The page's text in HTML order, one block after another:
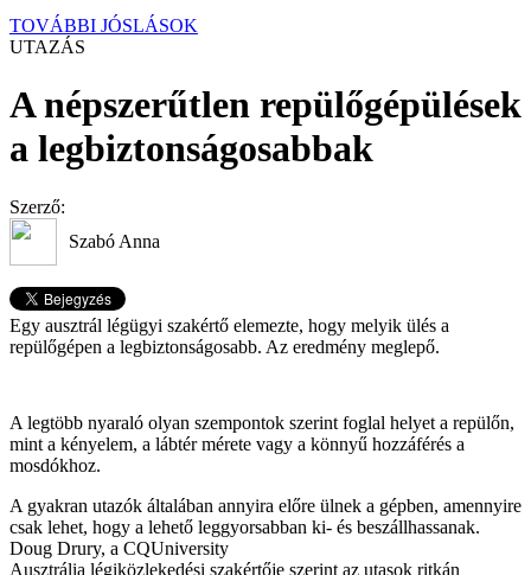
TOVÁBBI JÓSLÁSOK
UTAZÁS
A népszerűtlen repülőgépülések
a legbiztonságosabbak
Szerző:
Szabó Anna
Egy ausztrál légügyi szakértő elemezte, hogy melyik ülés a
repülőgépen a legbiztonságosabb. Az eredmény meglepő.
A legtöbb nyaraló olyan szempontok szerint foglal helyet a repülőn,
mint a kényelem, a lábtér mérete vagy a könnyű hozzáférés a
mosdókhoz.
A gyakran utazók általában annyira előre ülnek a gépben, amennyire
csak lehet, hogy a lehető leggyorsabban ki- és beszállhassanak.
Doug Drury, a CQUniversity
Ausztrália légiközlekedési szakértője szerint az utasok ritkán